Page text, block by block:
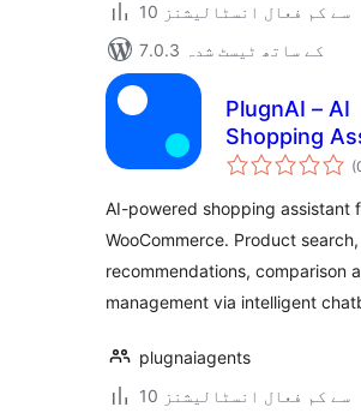
10 سے کم فعال انسٹالیشنز
7.0.3 کے ساتھ ٹیسٹ شدہ
PlugnAI – AI
Shopping
AI-powered shopping assistant
WooCommerce. Product search,
recommendations, comparison
management via intelligent
plugnaiagents
10 سے کم فعال انسٹالیشنز